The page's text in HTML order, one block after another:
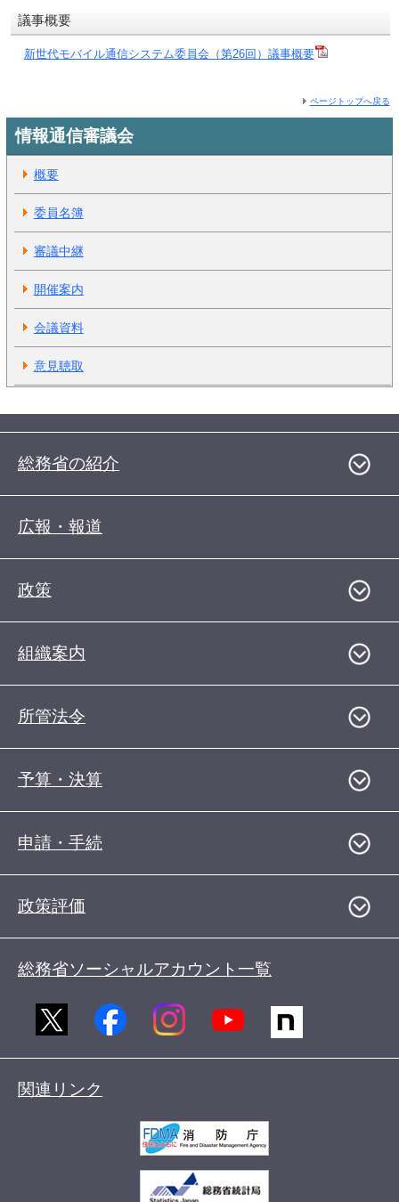
議事概要
新世代モバイル通信システム委員会（第26回）議事概要
ページトップへ戻る
情報通信審議会
概要
委員名簿
審議中継
開催案内
会議資料
意見聴取
総務省の紹介
広報・報道
政策
組織案内
所管法令
予算・決算
申請・手続
政策評価
総務省ソーシャルアカウント一覧
関連リンク